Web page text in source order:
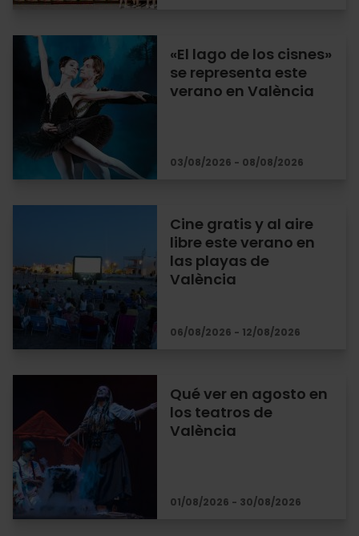
«El lago de los cisnes»
se representa este
verano en València
03/08/2026 - 08/08/2026
Cine gratis y al aire
libre este verano en
las playas de
València
06/08/2026 - 12/08/2026
Qué ver en agosto en
los teatros de
València
01/08/2026 - 30/08/2026